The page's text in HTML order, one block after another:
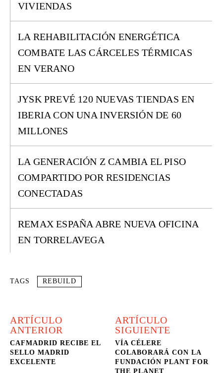
VIVIENDAS
LA REHABILITACIÓN ENERGÉTICA
COMBATE LAS CÁRCELES TÉRMICAS
EN VERANO
JYSK PREVÉ 120 NUEVAS TIENDAS EN
IBERIA CON UNA INVERSIÓN DE 60
MILLONES
LA GENERACIÓN Z CAMBIA EL PISO
COMPARTIDO POR RESIDENCIAS
CONECTADAS
REMAX ESPAÑA ABRE NUEVA OFICINA
EN TORRELAVEGA
TAGS REBUILD
ARTÍCULO
ANTERIOR
CAFMADRID RECIBE EL
SELLO MADRID
EXCELENTE
ARTÍCULO
SIGUIENTE
VÍA CÉLERE
COLABORARÁ CON LA
FUNDACIÓN PLANT FOR
THE PLANET